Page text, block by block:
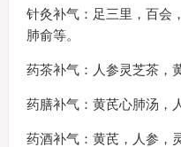
针灸补气：足三里，百会
肺俞等。
药茶补气：人参灵芝茶，
药膳补气：黄芪心肺汤，
药酒补气：黄芪，人参，